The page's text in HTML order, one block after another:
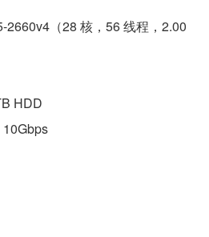
2660v4（28 核，56 线程，2.00
HDD